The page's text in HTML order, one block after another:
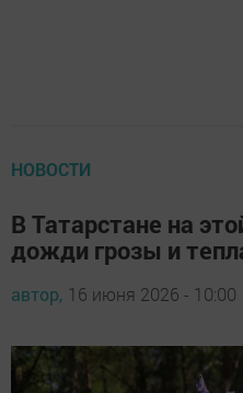
НОВОСТИ
В Татарстане на
дожди грозы и
автор, 16 июня 2026 - 10:00